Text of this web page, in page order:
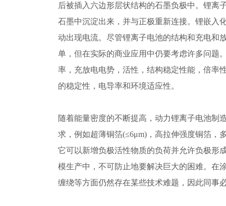
后被插入六边形层状结构的石墨负极中。锂离
石墨中沉淀出来，并与正极重新连接。锂嵌入
动出现电流。尽管锂离子电池的结构和充电和
单，但在实际的商业应用中仍要考虑许多问题
率，充放电电势，活性，结构稳定性能，倍率
的稳定性，电导率和环境适应性。
随着能量密度的不断提高，动力锂离子电池制
求，例如超薄铜箔(≤6μm)，高拉伸强度铜箔，
它可以新增负极活性物质的负荷并允许负极形
模生产中，不可防止地要解决巨大的困难。在
缠绕等方面仍然存在某些技术难题，因此同事